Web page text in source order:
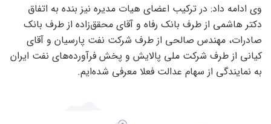
وی ادامه داد: در ترکیب اعضای هیات مدیره نیز بنده به اتفاق
دکتر هاشمی از طرف بانک رفاه و آقای محقق‌زاده از طرف بانک
صادرات‌، مهندس صالحی از طرف شرکت نفت پارسیان و آقای
کیانی از طرف شرکت ملی پالایش و پخش فرآورده‌های نفت ایران
به نمایندگی از سهام عدالت فعلا معرفی شده‌ایم.